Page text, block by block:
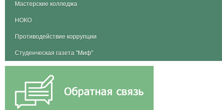
Мастерские колледжа
НОКО
Противодействие коррупции
Студенческая газета "Миф"